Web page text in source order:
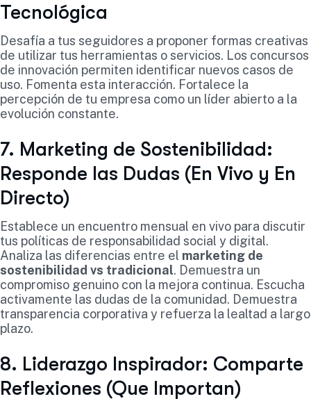
Tecnológica
Desafía a tus seguidores a proponer formas creativas
de utilizar tus herramientas o servicios. Los concursos
de innovación permiten identificar nuevos casos de
uso. Fomenta esta interacción. Fortalece la
percepción de tu empresa como un líder abierto a la
evolución constante.
7. Marketing de Sostenibilidad:
Responde las Dudas (En Vivo y En
Directo)
Establece un encuentro mensual en vivo para discutir
tus políticas de responsabilidad social y digital.
Analiza las diferencias entre el marketing de
sostenibilidad vs tradicional. Demuestra un
compromiso genuino con la mejora continua. Escucha
activamente las dudas de la comunidad. Demuestra
transparencia corporativa y refuerza la lealtad a largo
plazo.
8. Liderazgo Inspirador: Comparte
Reflexiones (Que Importan)